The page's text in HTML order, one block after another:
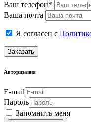
Ваш телефон*
Ваша почта
Я согласен с
Заказать
Авторизация
E-mail
Пароль
Запомнить меня